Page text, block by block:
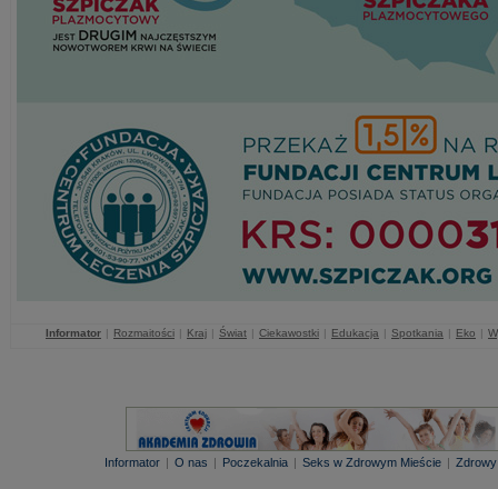
Informator | Rozmaitości | Kraj | Świat | Ciekawostki | Edukacja | Spotkania | Eko |
Informator | O nas | Poczekalnia | Seks w Zdrowym Mieście |